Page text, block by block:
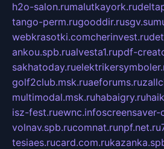
h2o-salon.rumalutkayork.ru
tango-perm.rugooddir.rusgv.su
webkrasotki.comcherinvest.ru
ankou.spb.rualvesta1.rupdf-
sakhatoday.ru
golf2club.msk.ruaeforums.ru
multimodal.msk.ruhabaigry.ru
isz-fest.ruewnc.info
volnav.spb.rucomnat.runpf.net.ru
tesiaes.rucard.com.ru